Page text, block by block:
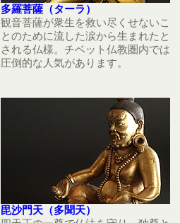
多羅菩薩（ターラ）
観音菩薩が衆生を救い尽くせないこ
とのために流した涙から生まれたと
される仏様。チベット仏教圏内では
圧倒的な人気があります。
毘沙門天（多聞天）